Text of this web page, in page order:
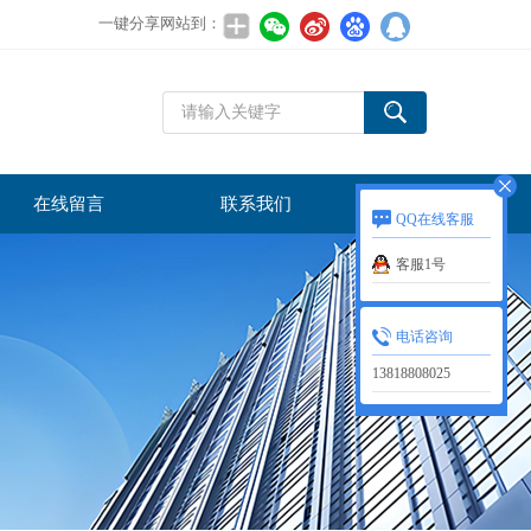
一键分享网站到：
在线留言 联系我们
QQ在线客服
客服1号
电话咨询
13818808025